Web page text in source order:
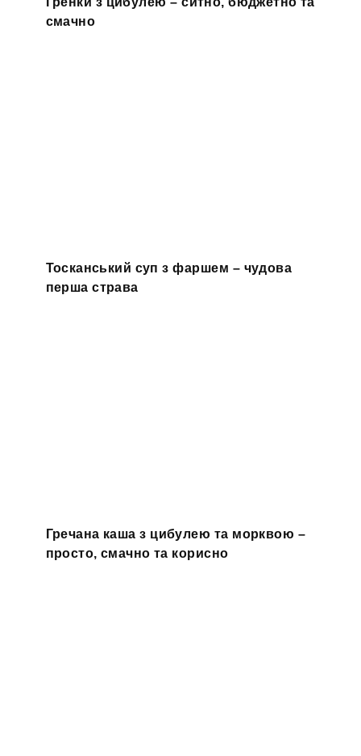
смачно
Тосканський суп з фаршем – чудова
перша страва
Гречана каша з цибулею та морквою –
просто, смачно та корисно